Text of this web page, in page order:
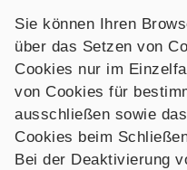
Sie können Ihren
über das Setzen von
Cookies nur im
von Cookies für
ausschließen sowie
Cookies beim
Bei der Deaktivierung